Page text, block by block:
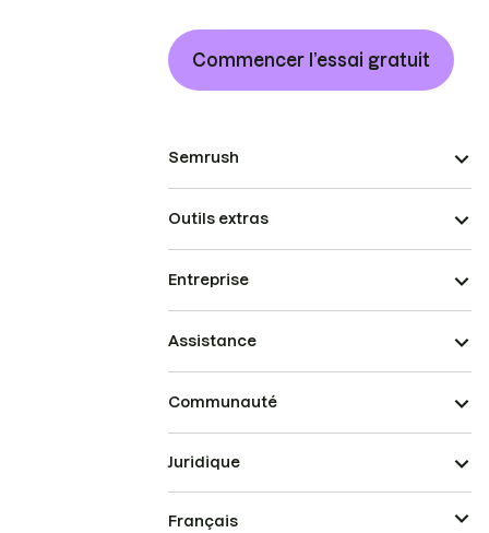
Commencer l’essai gratuit
Semrush
Outils extras
Entreprise
Assistance
Communauté
Juridique
Français